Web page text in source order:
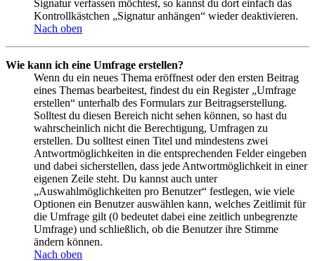
Signatur verfassen möchtest, so kannst du dort einfach das
Kontrollkästchen „Signatur anhängen“ wieder deaktivieren.
Nach oben
Wie kann ich eine Umfrage erstellen?
Wenn du ein neues Thema eröffnest oder den ersten Beitrag
eines Themas bearbeitest, findest du ein Register „Umfrage
erstellen“ unterhalb des Formulars zur Beitragserstellung.
Solltest du diesen Bereich nicht sehen können, so hast du
wahrscheinlich nicht die Berechtigung, Umfragen zu
erstellen. Du solltest einen Titel und mindestens zwei
Antwortmöglichkeiten in die entsprechenden Felder eingeben
und dabei sicherstellen, dass jede Antwortmöglichkeit in einer
eigenen Zeile steht. Du kannst auch unter
„Auswahlmöglichkeiten pro Benutzer“ festlegen, wie viele
Optionen ein Benutzer auswählen kann, welches Zeitlimit für
die Umfrage gilt (0 bedeutet dabei eine zeitlich unbegrenzte
Umfrage) und schließlich, ob die Benutzer ihre Stimme
ändern können.
Nach oben